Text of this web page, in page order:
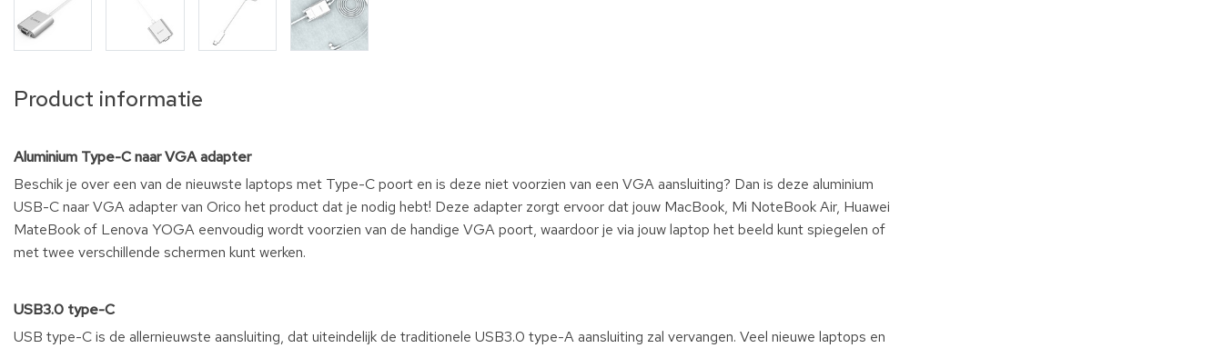
Product informatie
Aluminium Type-C naar VGA adapter
Beschik je over een van de nieuwste laptops met Type-C poort en is deze niet voorzien van een VGA aansluiting? Dan is deze aluminium
USB-C naar VGA adapter van Orico het product dat je nodig hebt! Deze adapter zorgt ervoor dat jouw MacBook, Mi NoteBook Air, Huawei
MateBook of Lenova YOGA eenvoudig wordt voorzien van de handige VGA poort, waardoor je via jouw laptop het beeld kunt spiegelen of
met twee verschillende schermen kunt werken.
USB3.0 type-C
USB type-C is de allernieuwste aansluiting, dat uiteindelijk de traditionele USB3.0 type-A aansluiting zal vervangen. Veel nieuwe laptops en